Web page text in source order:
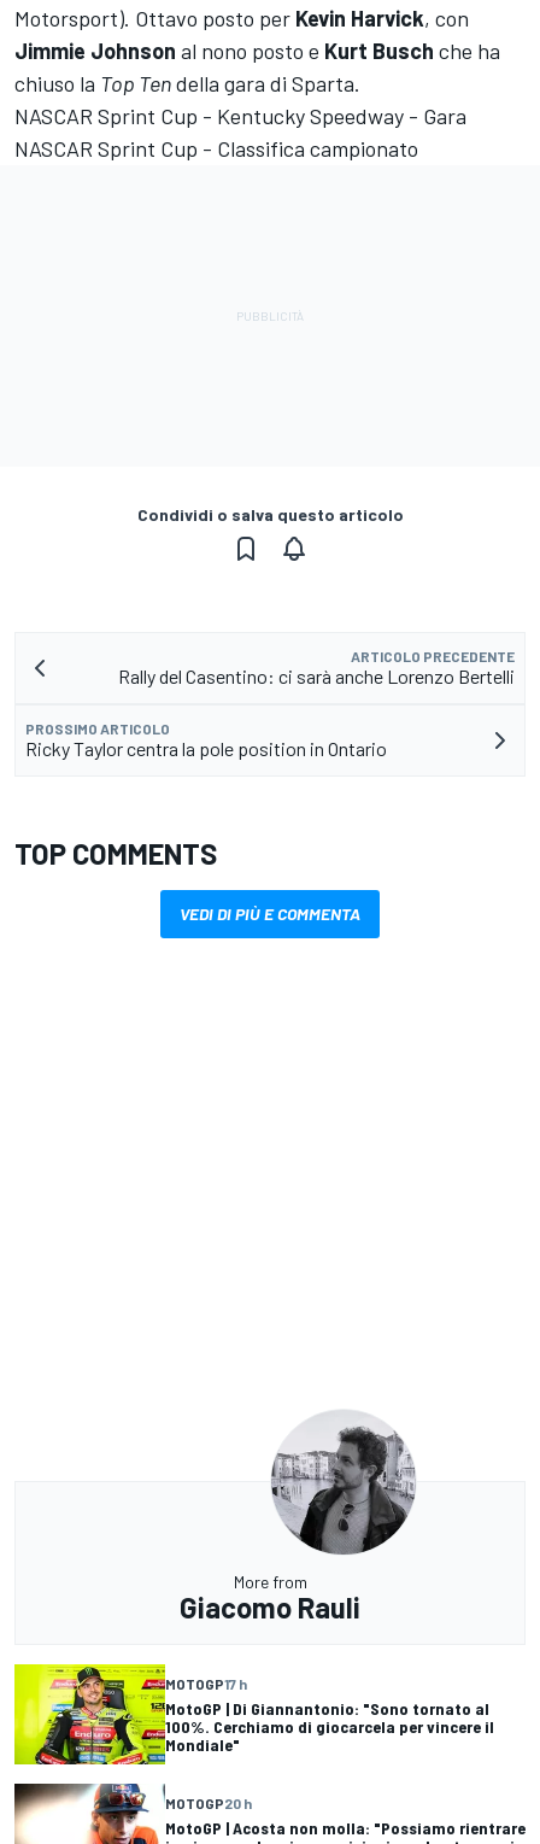
Motorsport). Ottavo posto per Kevin Harvick, con
Jimmie Johnson al nono posto e Kurt Busch che ha
chiuso la Top Tendella gara di Sparta.
NASCAR Sprint Cup - Kentucky Speedway - Gara
NASCAR Sprint Cup - Classifica campionato
Condividi o salva questo articolo
ARTICOLO PRECEDENTE
Rally del Casentino: ci sarà anche Lorenzo Bertelli
PROSSIMO ARTICOLO
Ricky Taylor centra la pole position in Ontario
TOP COMMENTS
VEDI DI PIÙ E COMMENTA
More from
Giacomo Rauli
MOTOGP17 h
MotoGP | Di Giannantonio: "Sono tornato al
100%. Cerchiamo di giocarcela per vincere il
Mondiale"
MOTOGP20 h
MotoGP | Acosta non molla: "Possiamo rientrare